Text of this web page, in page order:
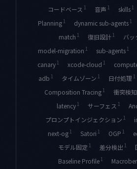
コードベース 1 音声 1 skills 1
Planning 1 dynamic sub-agents 1
match 1 復旧設計 1 バッ
model-migration 1 sub-agents 1
canary 1 xcode-cloud 1
adb 1 タイムゾーン 1 日付処理 1
Composition Tracing 1 衝突検知
latency 1 サーフェス 1
プロンプトインジェクション 1
next-og 1 Satori 1 OGP 1
モデル固定 1 差分検出 1
Baseline Profile 1